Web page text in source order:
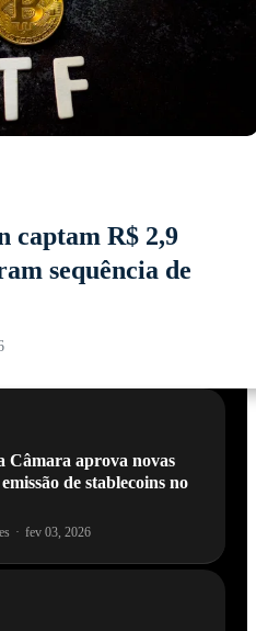
captam R$ 2,9
sequência de
Câmara aprova novas
de stablecoins no
· fev 03, 2026